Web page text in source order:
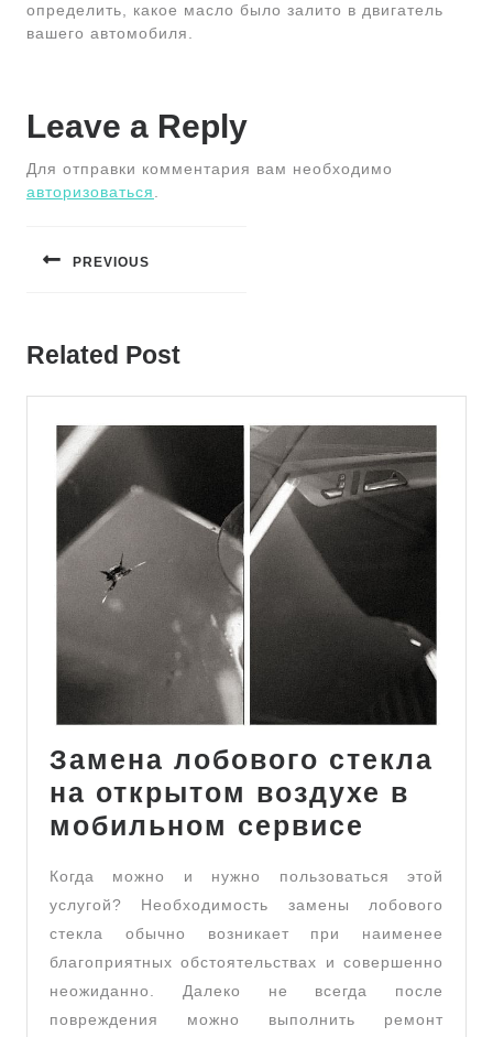
определить, какое масло было залито в двигатель
вашего автомобиля.
Leave a Reply
Для отправки комментария вам необходимо
авторизоваться.
по
PREVIOUS
Related Post
Замена лобового стекла
на открытом воздухе в
мобильном сервисе
стекла
воздухе
Когда можно и нужно пользоваться этой
услугой? Необходимость замены лобового
стекла обычно возникает при наименее
благоприятных обстоятельствах и совершенно
неожиданно. Далеко не всегда после
повреждения можно выполнить ремонт